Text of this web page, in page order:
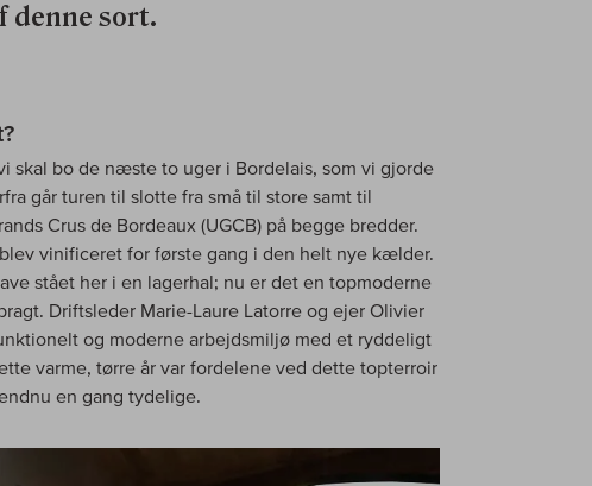
denne sort.
skal bo de næste to uger i Bordelais, som vi gjorde
går turen til slotte fra små til store samt til
Crus de Bordeaux (UGCB) på begge bredder.
vinificeret for første gang i den helt nye kælder.
stået her i en lagerhal; nu er det en topmoderne
Driftsleder Marie-Laure Latorre og ejer Olivier
og moderne arbejdsmiljø med et ryddeligt
varme, tørre år var fordelene ved dette topterroir
en gang tydelige.